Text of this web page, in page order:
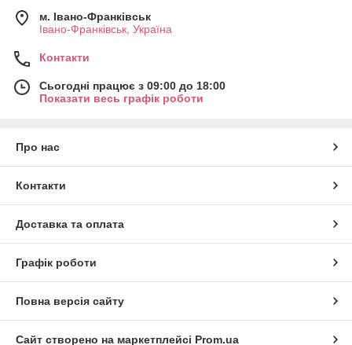
м. Івано-Франківськ
Івано-Франківськ, Україна
Контакти
Сьогодні працює з 09:00 до 18:00
Показати весь графік роботи
Про нас
Контакти
Доставка та оплата
Графік роботи
Повна версія сайту
Сайт створено на маркетплейсі Prom.ua